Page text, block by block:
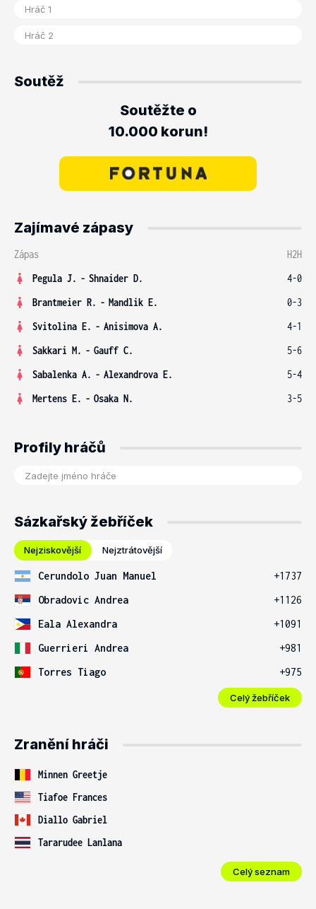
Soutěž
Soutěžte o
10.000 korun!
Zajímavé zápasy
Zápas
H2H
Pegula J. - Shnaider D.
4-0
Brantmeier R. - Mandlik E.
0-3
Svitolina E. - Anisimova A.
4-1
Sakkari M. - Gauff C.
5-6
Sabalenka A. - Alexandrova E.
5-4
Mertens E. - Osaka N. 3-5
Profily hráčů
Sázkařský žebříček
Nejziskovější Nejztrátovější
Cerundolo Juan Manuel
+1737
Obradovic Andrea
+1126
Eala Alexandra
+1091
Guerrieri Andrea
+981
Torres Tiago
+975
Celý žebříček
Zranění hráči
Minnen Greetje
Tiafoe Frances
Diallo Gabriel
Tararudee Lanlana
Celý seznam